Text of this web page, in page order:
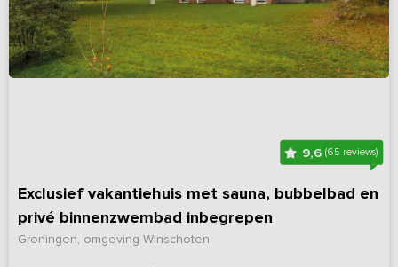
9,6 (65 reviews)
Exclusief vakantiehuis met sauna, bubbelbad en
privé binnenzwembad inbegrepen
Groningen, omgeving Winschoten